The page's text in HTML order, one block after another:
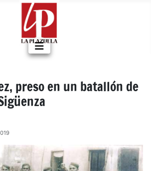
preso en un batallón de